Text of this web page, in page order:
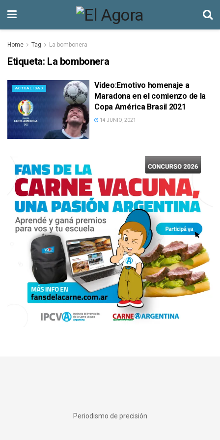
Home Tag La bombonera
Etiqueta: La bombonera
ACTUALIDAD
Video:Emotivo homenaje a
Maradona en el comienzo de la
Copa América Brasil 2021
14 JUNIO, 2021
Periodismo de precisión